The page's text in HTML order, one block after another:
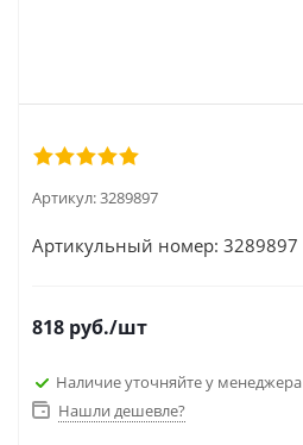
Артикул:3289897
Артикульный номер: 3289897
818 руб./шт
Наличие уточняйте у менеджера
Нашли дешевле?